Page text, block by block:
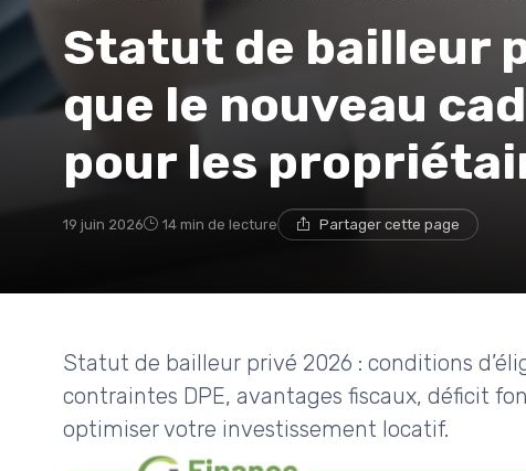
Statut de bailleur
que le nouveau
pour les
19 juin 2026 14 min de lecture Partager cette page
Statut de bailleur privé 2026 : conditions
contraintes DPE, avantages fiscaux, déficit
optimiser votre investissement locatif.